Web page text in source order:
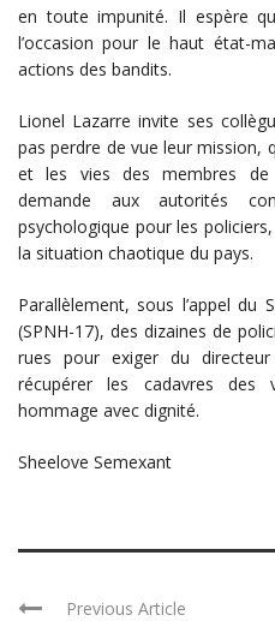
en toute impunité. Il espère
l’occasion pour le haut état-
actions des bandits.
Lionel Lazarre invite ses
pas perdre de vue leur mission,
et les vies des membres de
demande aux autorités
psychologique pour les
la situation chaotique du pays.
Parallèlement, sous l’appel du
(SPNH-17), des dizaines de
rues pour exiger du
récupérer les cadavres
hommage avec dignité.
Sheelove Semexant
Previous Article